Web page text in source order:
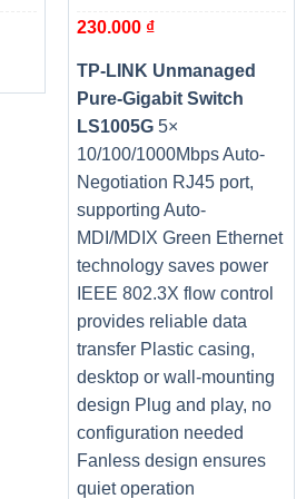
/ 1 lần
phút (11.5ft/min”)
24 giờ ( không ngừng )
CD/Credit Card/ Ghim cài/Ghim
230.000 ₫
TP-LINK Unmanaged
Pure-Gigabit Switch
LS1005G5×
10/100/1000Mbps Auto-
Negotiation RJ45 port,
supporting Auto-
MDI/MDIX Green Ethernet
technology saves power
IEEE 802.3X flow control
provides reliable data
transfer Plastic casing,
desktop or wall-mounting
design Plug and play, no
configuration needed
Fanless design ensures
quiet operation